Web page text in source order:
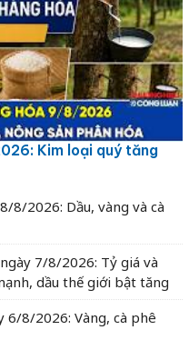
Kim loại quý tăng
8/2026: Dầu, vàng và cà
7/8/2026: Tỷ giá và
dầu thế giới bật tăng
6/8/2026: Vàng, cà phê